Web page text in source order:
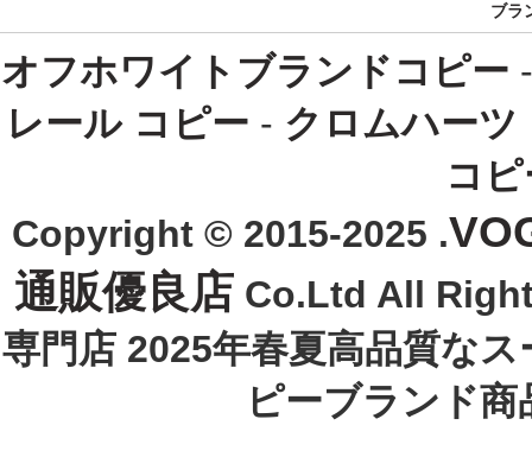
ブラ
オフホワイトブランドコピー
レール コピー - クロムハーツ
コ
Copyright © 2015-2025 .
通販優良店 Co.Ltd All
専門店 2025年春夏高品質な
ピーブランド